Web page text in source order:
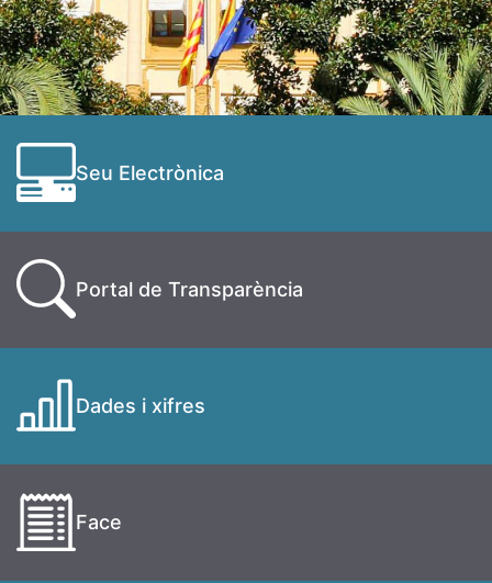
Seu Electrònica
Portal de Transparència
Dades i xifres
Face